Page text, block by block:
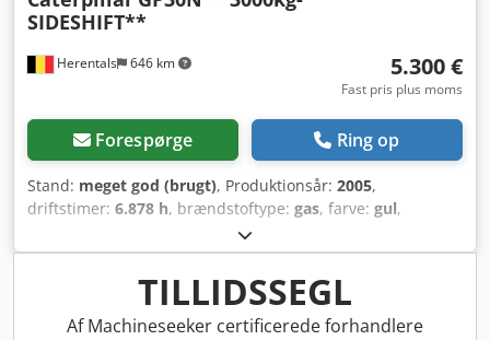
Herentals 646 km
SIDESHIFT**
5.300 €
Fast pris plus moms
Forespørge Ring op
Stand: meget god (brugt), Produktionsår: 2005,
driftstimer: 6.878 h, brændstoftype: gas, farve: gul,
Byggeår: 2005 Cjdozqvxbepfx Agtsrf Teknisk stand: meget
god Visuel stand: meget god Kontakt Thierry Leemans for
yderligere information.TILLIDSSEGL
Af Machineseeker certificerede forhandlere